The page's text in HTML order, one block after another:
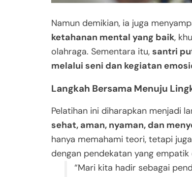
Namun demikian, ia juga
ketahanan mental yang baik,
olahraga. Sementara itu, santri
melalui seni dan kegiatan
Langkah Bersama Menuju
Pelatihan ini diharapkan menjadi
sehat, aman, nyaman, dan
hanya memahami teori, tetapi
dengan pendekatan yang empatik
“Mari kita hadir sebagai